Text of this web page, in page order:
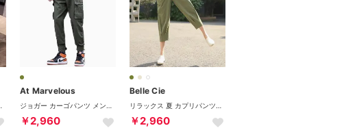
At Marvelous
￥2,960
Belle Cie
￥2,960